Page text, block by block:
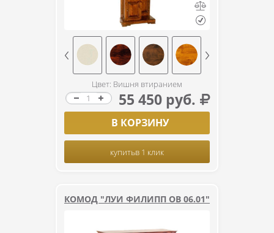
Цвет: Вишня втиранием
55 450 руб.
В КОРЗИНУ
купитьв 1 клик
КОМОД "ЛУИ ФИЛИПП ОВ 06.01"